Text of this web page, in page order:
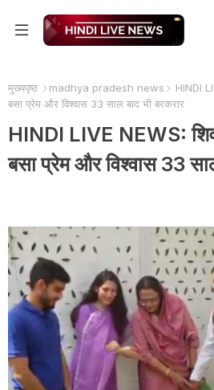
मुख्यपृष्ठ madhya pradesh news
HINDI
बसा प्रेम और विश्वास 33 साल बाद भी बरकरार
HINDI LIVE NEWS:
बसा प्रेम और विश्वास 33